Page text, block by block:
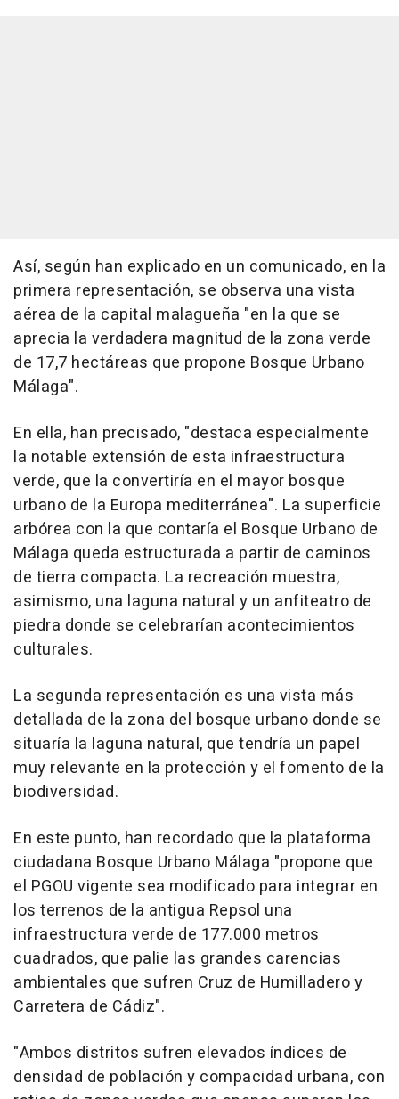
Así, según han explicado en un comunicado, en la
primera representación, se observa una vista
aérea de la capital malagueña "en la que se
aprecia la verdadera magnitud de la zona verde
de 17,7 hectáreas que propone Bosque Urbano
Málaga".
En ella, han precisado, "destaca especialmente
la notable extensión de esta infraestructura
verde, que la convertiría en el mayor bosque
urbano de la Europa mediterránea". La superficie
arbórea con la que contaría el Bosque Urbano de
Málaga queda estructurada a partir de caminos
de tierra compacta. La recreación muestra,
asimismo, una laguna natural y un anfiteatro de
piedra donde se celebrarían acontecimientos
culturales.
La segunda representación es una vista más
detallada de la zona del bosque urbano donde se
situaría la laguna natural, que tendría un papel
muy relevante en la protección y el fomento de la
biodiversidad.
En este punto, han recordado que la plataforma
ciudadana Bosque Urbano Málaga "propone que
el PGOU vigente sea modificado para integrar en
los terrenos de la antigua Repsol una
infraestructura verde de 177.000 metros
cuadrados, que palie las grandes carencias
ambientales que sufren Cruz de Humilladero y
Carretera de Cádiz".
"Ambos distritos sufren elevados índices de
densidad de población y compacidad urbana, con